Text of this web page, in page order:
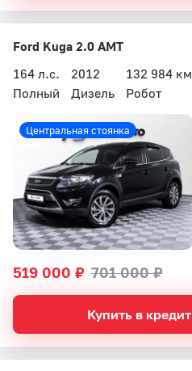
Ford Kuga 2.0 AMT
164 л.с.
2012
132 984 км
Полный
Дизель Робот
519 000 ₽ 701 000 ₽
Центральная стоянка
Купить в кредит